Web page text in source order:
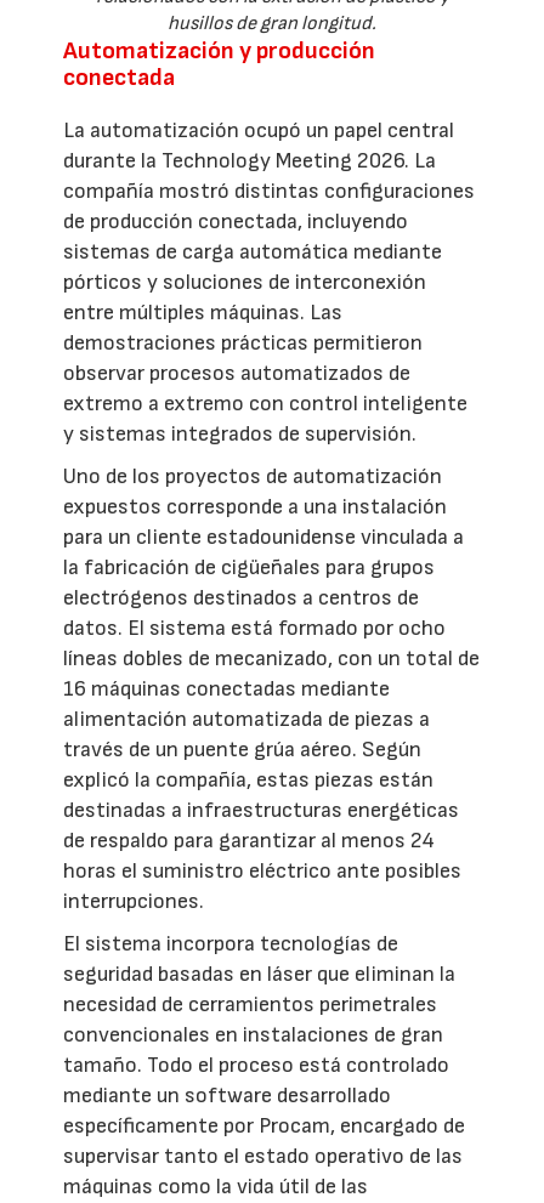
husillos de gran longitud.
Automatización y producción
conectada
La automatización ocupó un papel central
durante la Technology Meeting 2026. La
compañía mostró distintas configuraciones
de producción conectada, incluyendo
sistemas de carga automática mediante
pórticos y soluciones de interconexión
entre múltiples máquinas. Las
demostraciones prácticas permitieron
observar procesos automatizados de
extremo a extremo con control inteligente
y sistemas integrados de supervisión.
Uno de los proyectos de automatización
expuestos corresponde a una instalación
para un cliente estadounidense vinculada a
la fabricación de cigüeñales para grupos
electrógenos destinados a centros de
datos. El sistema está formado por ocho
líneas dobles de mecanizado, con un total de
16 máquinas conectadas mediante
alimentación automatizada de piezas a
través de un puente grúa aéreo. Según
explicó la compañía, estas piezas están
destinadas a infraestructuras energéticas
de respaldo para garantizar al menos 24
horas el suministro eléctrico ante posibles
interrupciones.
El sistema incorpora tecnologías de
seguridad basadas en láser que eliminan la
necesidad de cerramientos perimetrales
convencionales en instalaciones de gran
tamaño. Todo el proceso está controlado
mediante un software desarrollado
específicamente por Procam, encargado de
supervisar tanto el estado operativo de las
máquinas como la vida útil de las